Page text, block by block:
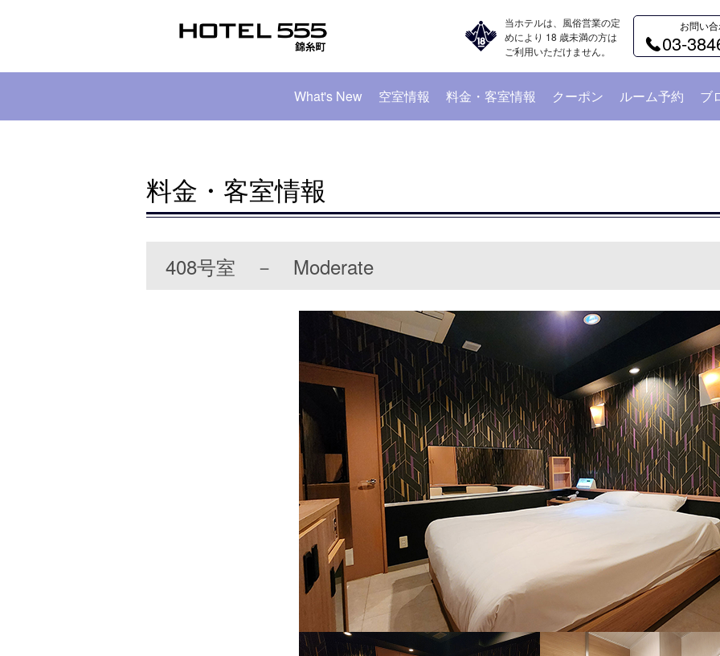
当ホテルは、風俗営業の定
めにより 18 歳未満の方は
ご利用いただけません。
お問い
03-
What's New 空室情報 料金・客室情報 クーポン ルーム予約 ブ
料金・客室情報
408号室 － Moderate